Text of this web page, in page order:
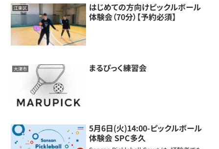
江東区
はじめての方向けピックルボール
体験会（70分）【予約必須】
大津市 まるぴっく練習会
5月6日(火)14:00-ピックルボール
体験会 SPC多久